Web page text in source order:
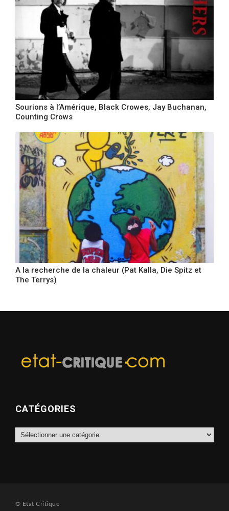
Sourions à l’Amérique, Black Crowes, Jay Buchanan,
Counting Crows
A la recherche de la chaleur (Pat Kalla, Die Spitz et
The Terrys)
CATÉGORIES
Catégories
© Etat Critique